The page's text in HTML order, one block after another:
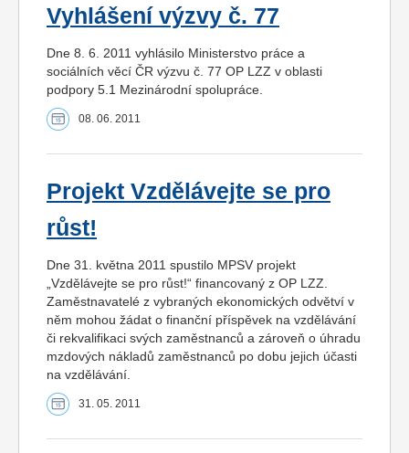
Vyhlášení výzvy č. 77
Dne 8. 6. 2011 vyhlásilo Ministerstvo práce a
sociálních věcí ČR výzvu č. 77 OP LZZ v oblasti
podpory 5.1 Mezinárodní spolupráce.
08. 06. 2011
Projekt Vzdělávejte se pro
růst!
Dne 31. května 2011 spustilo MPSV projekt
„Vzdělávejte se pro růst!“ financovaný z OP LZZ.
Zaměstnavatelé z vybraných ekonomických odvětví v
něm mohou žádat o finanční příspěvek na vzdělávání
či rekvalifikaci svých zaměstnanců a zároveň o úhradu
mzdových nákladů zaměstnanců po dobu jejich účasti
na vzdělávání.
31. 05. 2011